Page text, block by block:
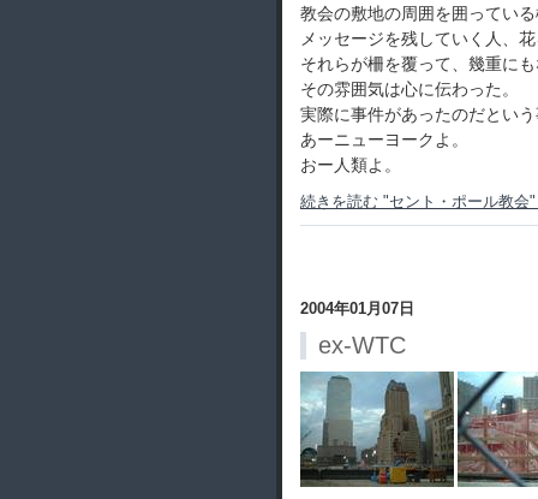
教会の敷地の周囲を囲ってい
メッセージを残していく人、
それらが柵を覆って、幾重に
その雰囲気は心に伝わった。
実際に事件があったのだとい
あーニューヨークよ。
おー人類よ。
続きを読む "セント・ポール教会
2004年01月07日
ex-WTC